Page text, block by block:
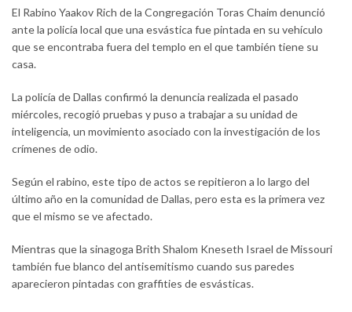
El Rabino Yaakov Rich de la Congregación Toras Chaim denunció
ante la policía local que una esvástica fue pintada en su vehículo
que se encontraba fuera del templo en el que también tiene su
casa.
La policía de Dallas confirmó la denuncia realizada el pasado
miércoles, recogió pruebas y puso a trabajar a su unidad de
inteligencia, un movimiento asociado con la investigación de los
crímenes de odio.
Según el rabino, este tipo de actos se repitieron a lo largo del
último año en la comunidad de Dallas, pero esta es la primera vez
que el mismo se ve afectado.
Mientras que la sinagoga Brith Shalom Kneseth Israel de Missouri
también fue blanco del antisemitismo cuando sus paredes
aparecieron pintadas con graffities de esvásticas.